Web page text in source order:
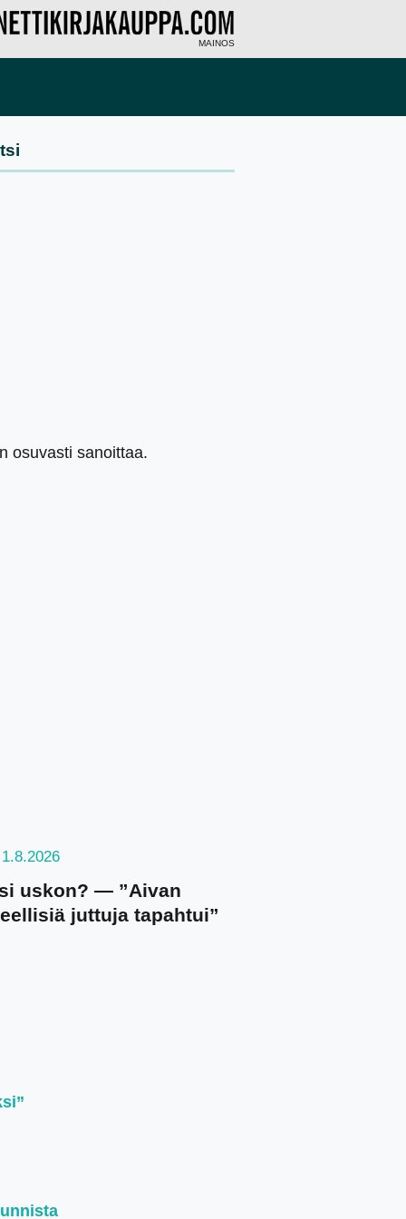
MAINOS
osuvasti sanoittaa.
1.8.2026
uskon? — ”Aivan
juttuja tapahtui”